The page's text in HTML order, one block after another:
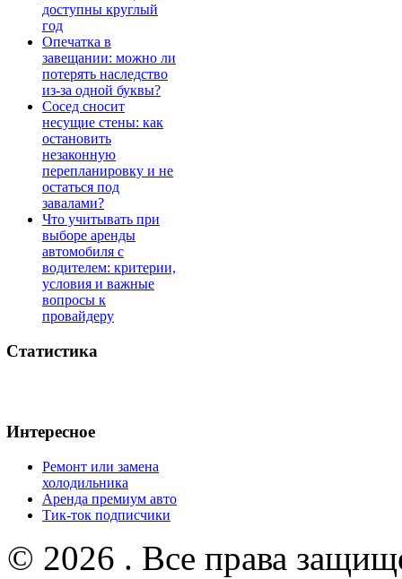
доступны круглый
год
Опечатка в
завещании: можно ли
потерять наследство
из-за одной буквы?
Сосед сносит
несущие стены: как
остановить
незаконную
перепланировку и не
остаться под
завалами?
Что учитывать при
выборе аренды
автомобиля с
водителем: критерии,
условия и важные
вопросы к
провайдеру
Статистика
Интересное
Ремонт или замена
холодильника
Аренда премиум авто
Тик-ток подписчики
© 2026 . Все права